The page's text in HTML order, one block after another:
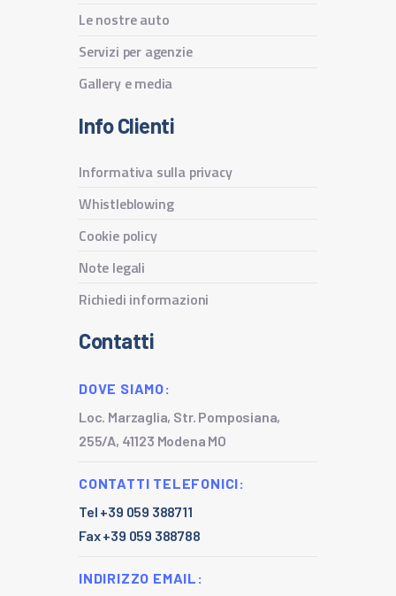
Le nostre auto
Servizi per agenzie
Gallery e media
Info Clienti
Informativa sulla privacy
Whistleblowing
Cookie policy
Note legali
Richiedi informazioni
Contatti
DOVE SIAMO:
Loc. Marzaglia, Str. Pomposiana,
255/A, 41123 Modena MO
CONTATTI TELEFONICI:
Tel +39 059 388711
Fax +39 059 388788
INDIRIZZO EMAIL: